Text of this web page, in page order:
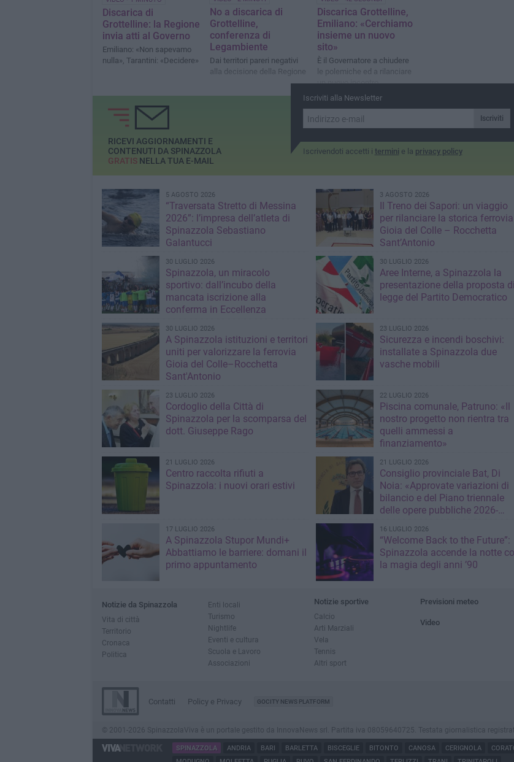
Discarica di
Grottelline: la Regione
invia atti al Governo
Emiliano: «Non sapevamo
nulla», Tarantini: «Decidere»
No a discarica di
Grottelline,
conferenza di
Legambiente
Dai territori pareri negativi
alla decisione della Regione
Discarica Grottelline,
Emiliano: «Cerchiamo
insieme un nuovo
sito»
È il Governatore a chiudere
le polemiche ed a rilanciare
un nuovo incontro
Iscriviti alla Newsletter
Iscriviti
Iscrivendoti accetti i termini e la privacy policy
RICEVI AGGIORNAMENTI E
CONTENUTI DA SPINAZZOLA
GRATISNELLA TUA E-MAIL
5 AGOSTO 2026
“Traversata Stretto di Messina
2026”: l’impresa dell’atleta di
Spinazzola Sebastiano
Galantucci
3 AGOSTO 2026
Il Treno dei Sapori: un viaggio
per rilanciare la storica ferrovia
Gioia del Colle – Rocchetta
Sant’Antonio
30 LUGLIO 2026
Spinazzola, un miracolo
sportivo: dall’incubo della
mancata iscrizione alla
conferma in Eccellenza
30 LUGLIO 2026
Aree Interne, a Spinazzola la
presentazione della proposta di
legge del Partito Democratico
30 LUGLIO 2026
A Spinazzola istituzioni e territori
uniti per valorizzare la ferrovia
Gioia del Colle–Rocchetta
Sant'Antonio
23 LUGLIO 2026
Sicurezza e incendi boschivi:
installate a Spinazzola due
vasche mobili
23 LUGLIO 2026
Cordoglio della Città di
Spinazzola per la scomparsa del
dott. Giuseppe Rago
22 LUGLIO 2026
Piscina comunale, Patruno: «Il
nostro progetto non rientra tra
quelli ammessi a
finanziamento»
21 LUGLIO 2026
Centro raccolta rifiuti a
Spinazzola: i nuovi orari estivi
21 LUGLIO 2026
Consiglio provinciale Bat, Di
Noia: «Approvate variazioni di
bilancio e del Piano triennale
delle opere pubbliche 2026-
17 LUGLIO 2026
A Spinazzola Stupor Mundi+
Abbattiamo le barriere: domani il
primo appuntamento
16 LUGLIO 2026
“Welcome Back to the Future”:
Spinazzola accende la notte
la magia degli anni ’90
Notizie da Spinazzola
Vita di città
Territorio
Cronaca
Politica
Enti locali
Turismo
Nightlife
Eventi e cultura
Scuola e Lavoro
Associazioni
Notizie sportive
Calcio
Arti Marziali
Vela
Tennis
Altri sport
Previsioni meteo
Video
Contatti Policy e Privacy GOCITY NEWS PLATFORM
© 2001-2026 SpinazzolaViva è un portale gestito da InnovaNews srl. Partita iva 08059640725. Testata giornalistica
SPINAZZOLA ANDRIA BARI BARLETTA BISCEGLIE BITONTO CANOSA CERIGNOLA